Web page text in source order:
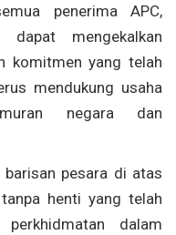
penerima APC,
dapat mengekalkan
komitmen yang telah
mendukung usaha
negara dan
barisan pesara di atas
henti yang telah
dalam